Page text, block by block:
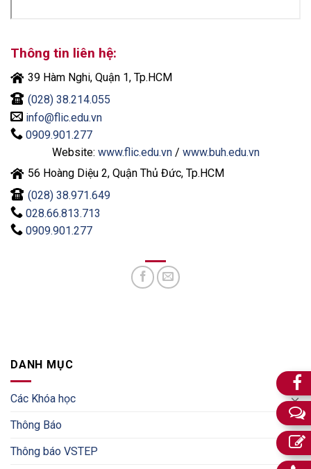
Thông tin liên hệ:
39 Hàm Nghi, Quận 1, Tp.HCM
(028) 38.214.055
info@flic.edu.vn
0909.901.277
Website: www.flic.edu.vn/ www.buh.edu.vn
56 Hoàng Diệu 2, Quận Thủ Đức, Tp.HCM
(028) 38.971.649
028.66.813.713
0909.901.277
DANH MỤC
Các Khóa học
Thông Báo
Thông báo VSTEP